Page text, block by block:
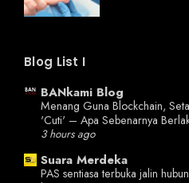
Blog List I
BANkami Blog
Menang Guna Blockchain,
'Cuti' – Apa Sebenarnya
3 hours ago
Suara Merdeka
PAS sentiasa terbuka jalin